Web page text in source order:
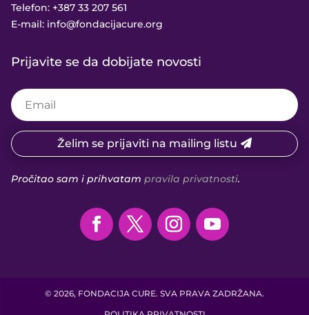
Telefon: +387 33 207 561
E-mail: info@fondacijacure.org
Prijavite se da dobijate novosti
Želim se prijaviti na mailing listu
Pročitao sam i prihvatam pravila privatnosti.
© 2026, FONDACIJA CURE. SVA PRAVA ZADRŽANA.